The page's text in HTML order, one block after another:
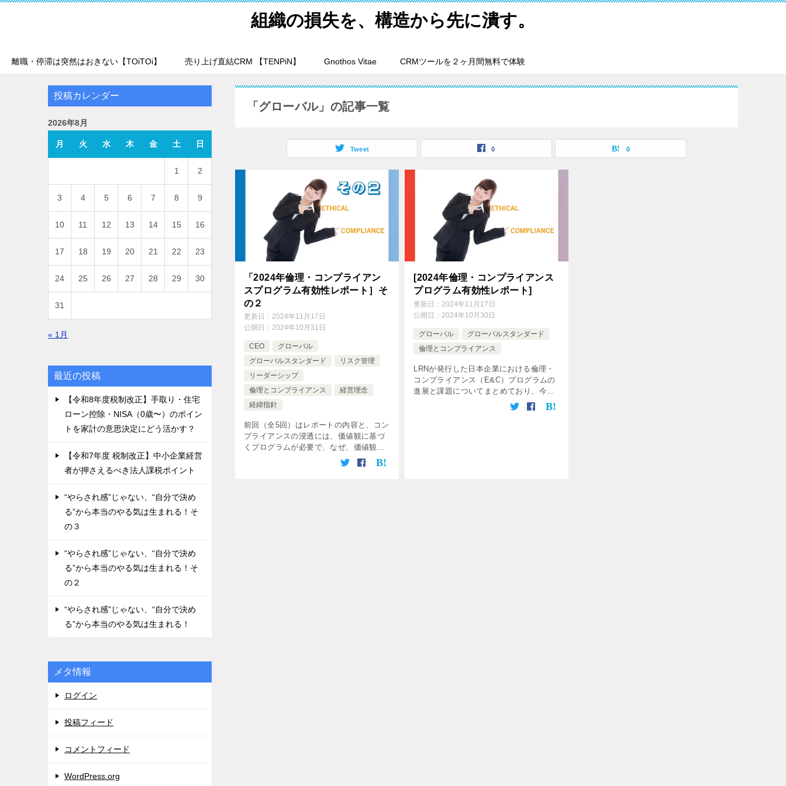
組織の損失を、構造から先に潰す。
離職・停滞は突然はおきない【TOiTOi】 売り上げ直結CRM 【TENPiN】 Gnothos Vitae CRMツールを２ヶ月間無料で体験
「グローバル」の記事一覧
Tweet 0 0
「2024年倫理・コンプライアン
スプログラム有効性レポート］そ
の２
更新日： 2024年11月17日
公開日： 2024年10月31日
CEO
グローバル
グローバルスタンダード
リスク管理
リーダーシップ
倫理とコンプライアンス
経営理念
経緯指針
前回（全5回）はレポートの内容と、コン
プライアンスの浸透には、価値観に基づ
くプログラムが必要で、なぜ、価値観に
基づくプログラムの導入が少ないのかに
ついてお話ししました。 ここではコンプ
[2024年倫理・コンプライアンス
プログラム有効性レポート]
更新日：2024年11月17日
公開日：2024年10月30日
グローバル
グローバルスタンダード
倫理とコンプライアンス
LRNが発行した日本企業における倫理・
コンプライアンス（E&C）プログラムの
進展と課題についてまとめており、今後
の改善点を指摘した内容のレポートで
す。 主なポイント 規則から価値観への
投稿カレンダー
2026年8月
月 火 水 木 金 土 日
1 2
3 4 5 6 7 8 9
10 11 12 13 14 15 16
17 18 19 20 21 22 23
24 25 26 27 28 29 30
31
« 1月
最近の投稿
【令和8年度税制改正】手取り・住宅
ローン控除・NISA（0歳〜）のポイン
トを家計の意思決定にどう活かす？
【令和7年度 税制改正】中小企業経営
者が押さえるべき法人課税ポイント
“やらされ感”じゃない、“自分で決め
る”から本当のやる気は生まれる！そ
の３
“やらされ感”じゃない、“自分で決め
る”から本当のやる気は生まれる！そ
の２
“やらされ感”じゃない、“自分で決め
る”から本当のやる気は生まれる！
メタ情報
ログイン
投稿フィード
コメントフィード
WordPress.org